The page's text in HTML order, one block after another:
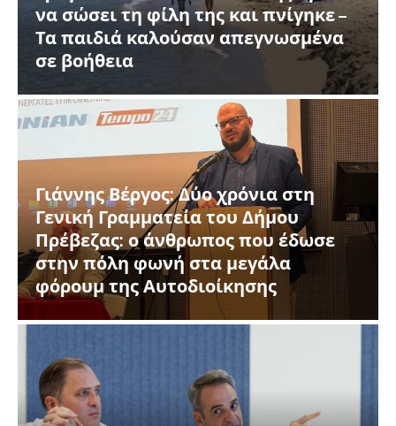
να σώσει τη φίλη της και πνίγηκε –
Τα παιδιά καλούσαν απεγνωσμένα
σε βοήθεια
Γιάννης Βέργος: Δύο χρόνια στη
Γενική Γραμματεία του Δήμου
Πρέβεζας: ο άνθρωπος που έδωσε
στην πόλη φωνή στα μεγάλα
φόρουμ της Αυτοδιοίκησης